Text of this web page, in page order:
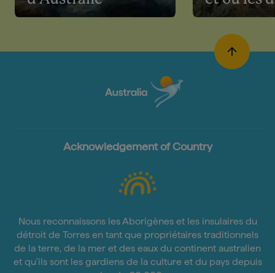
Acknowledgement of Country
Nous reconnaissons les Aborigènes et les insulaires du
détroit de Torres en tant que propriétaires traditionnels
de la terre, de la mer et des eaux du continent australien
et qu'ils sont les gardiens de la culture et du pays depuis